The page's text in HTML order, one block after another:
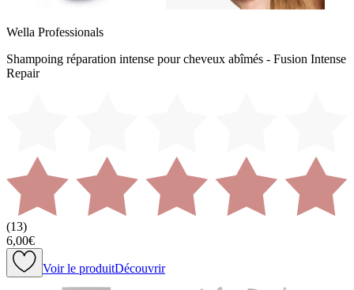
Wella Professionals
Shampoing réparation intense pour cheveux abîmés - Fusion Intense
Repair
(13)
6,00€
Voir le produitDécouvrir